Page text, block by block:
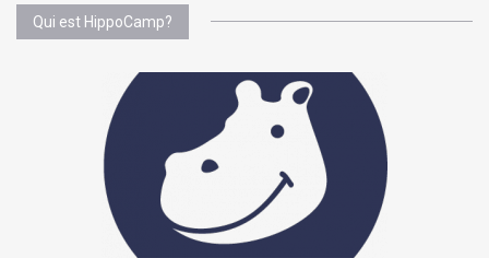
Qui est HippoCamp?